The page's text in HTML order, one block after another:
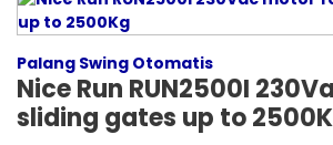
Palang Swing Otomatis
Nice Run RUN2500I
sliding gates up to